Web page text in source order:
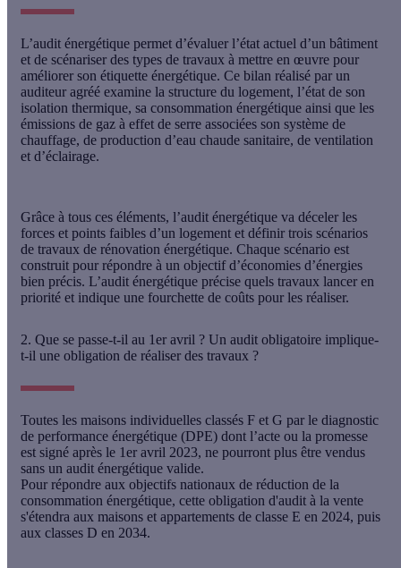
L’audit énergétique permet d’évaluer l’état actuel d’un bâtiment
et de scénariser des types de travaux à mettre en œuvre pour
améliorer son étiquette énergétique. Ce bilan réalisé par un
auditeur agréé examine la structure du logement, l’état de son
isolation thermique, sa consommation énergétique ainsi que les
émissions de gaz à effet de serre associées son système de
chauffage, de production d’eau chaude sanitaire, de ventilation
et d’éclairage.
Grâce à tous ces éléments, l’audit énergétique va déceler les
forces et points faibles d’un logement et définir trois scénarios
de travaux de rénovation énergétique. Chaque scénario est
construit pour répondre à un objectif d’économies d’énergies
bien précis. L’audit énergétique précise quels travaux lancer en
priorité et indique une fourchette de coûts pour les réaliser.
2. Que se passe-t-il au 1er avril ? Un audit obligatoire implique-
t-il une obligation de réaliser des travaux ?
Toutes les maisons individuelles classés F et G par le diagnostic
de performance énergétique (DPE) dont l’acte ou la promesse
est signé après le 1er avril 2023, ne pourront plus être vendus
sans un audit énergétique valide.
Pour répondre aux objectifs nationaux de réduction de la
consommation énergétique, cette obligation d'audit à la vente
s'étendra aux maisons et appartements de classe E en 2024, puis
aux classes D en 2034.